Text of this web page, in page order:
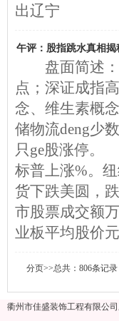
出辽宁
午评：股指跳水真相
盘面简述：
点；深证成指
念、维生素概
储物流deng少
只ge股涨停。
标普上涨%。
货下跌美圆，
市股票成交额
业板平均股价
分页>>总共：806条记
衢州市佳盛装饰工程有限公